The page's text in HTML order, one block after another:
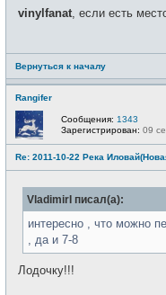
vinylfanat, если есть
Вернуться к началу
Rangifer
Сообщения: 1343
Зарегистрирован: 09
Re: 2011-10-22 Река
VladimirI писал(а):
интересно , что можно
, да и 7-8
Лодочку!!!